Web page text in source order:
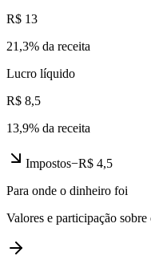
R$ 13
21,3% da receita
Lucro líquido
R$ 8,5
13,9% da receita
Impostos−R$ 4,5
Para onde o dinheiro foi
Valores e participação